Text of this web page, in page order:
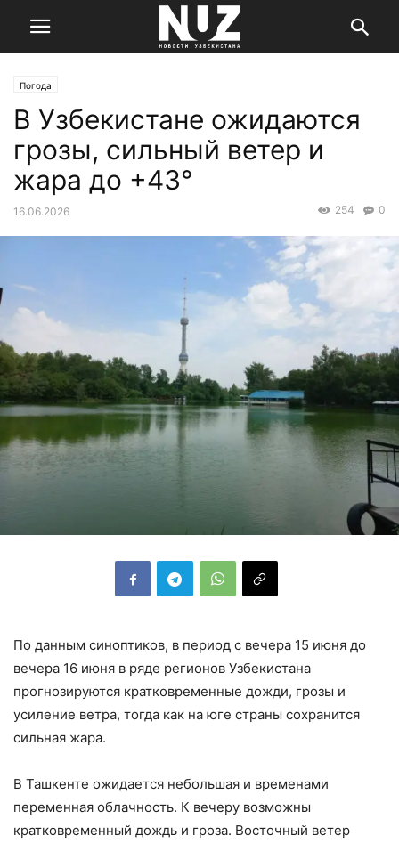
Погода
В Узбекистане ожидаются
грозы, сильный ветер и
жара до +43°
16.06.2026 0
254
По данным синоптиков, в период с вечера 15 июня до
вечера 16 июня в ряде регионов Узбекистана
прогнозируются кратковременные дожди, грозы и
усиление ветра, тогда как на юге страны сохранится
сильная жара.
В Ташкенте ожидается небольшая и временами
переменная облачность. К вечеру возможны
кратковременный дождь и гроза. Восточный ветер